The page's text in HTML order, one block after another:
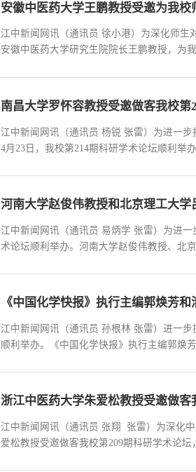
安徽中医药大学王鹏教授受邀为我校
江中新闻网讯（通讯员 徐小港）为深化师生
安徽中医药大学研究生院院长王鹏教授，为
南昌大学罗怀容教授受邀做客我校第
江中新闻网讯（通讯员 杨锐 张雷）为进一
4月23日，我校第214期科研学术论坛顺利举
河南大学赵俊伟教授和北京理工大
江中新闻网讯（通讯员 易炳学 张雷）为进
术论坛顺利举办。河南大学赵俊伟教授、北
《中国化学快报》执行主编郭焕芳
江中新闻网讯（通讯员 孙根林 张雷）进一
顺利举办。《中国化学快报》执行主编郭焕
浙江中医药大学朱爱松教授受邀做
江中新闻网讯（通讯员 张翔 张雷）为深化
爱松教授受邀做客我校第209期科研学术论